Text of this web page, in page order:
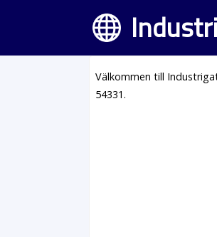
Välkommen till
54331.